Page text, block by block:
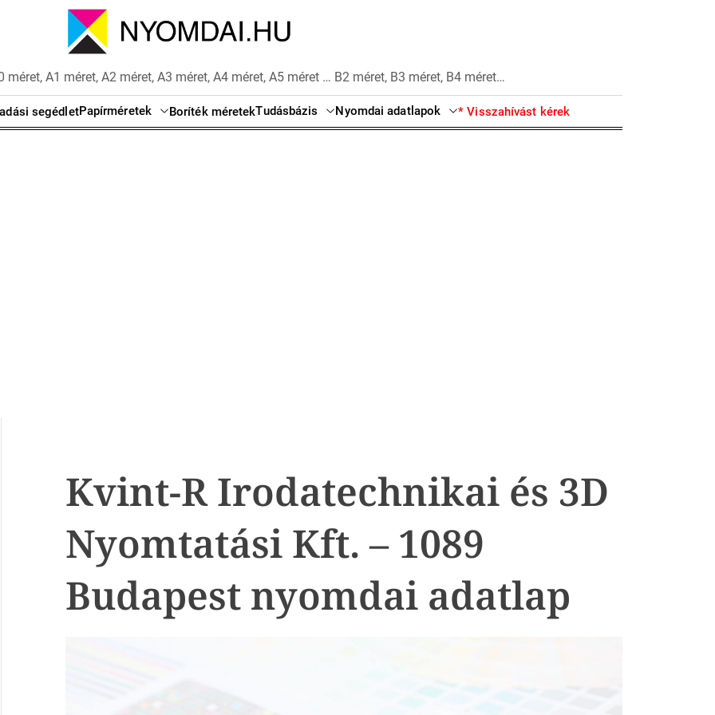
A1 méret, A2 méret, A3 méret, A4 méret, A5 méret … B2 méret, B3 méret, B4 méret…
segédletPapírméretek Boríték méretekTudásbázis Nyomdai adatlapok * Visszahívást kérek
Kvint-R Irodatechnikai és 3D
Nyomtatási Kft. – 1089
Budapest nyomdai adatlap